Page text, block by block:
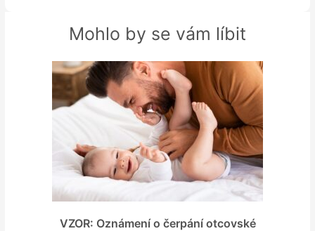
Mohlo by se vám líbit
VZOR: Oznámení o čerpání otcovské